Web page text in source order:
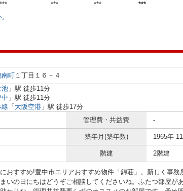
*** *** *** ***
南町 １丁目１６－４
池 」駅 徒歩11分
中 」駅 徒歩11分
「 大阪空港 」駅 徒歩17分
管理費・共益費 -
築年月(築年数) 1965年
階建 2階建
おすすめ!豊中市エリアおすすめ物件「錦荘」。新しく事
いの日にちはどうぞご相談してくださいね。ふたつ部屋が